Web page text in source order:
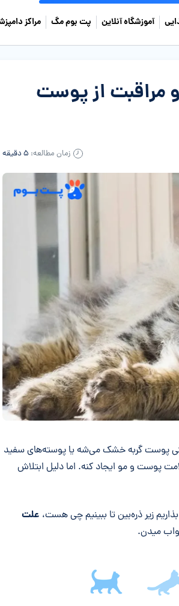
آموزشگاه آنلاین پت بوم مگ مراکز
مراقبت از پوست
زمان مطالعه: ۵ دقیقه
پوست گربه خشک می‌شه یا پوسته‌های سفید
پوست و مو ایجاد کنه. اما دلیل ابتلاش
زیر ذره‌بین تا ببینیم چی هست، علت
میدن.